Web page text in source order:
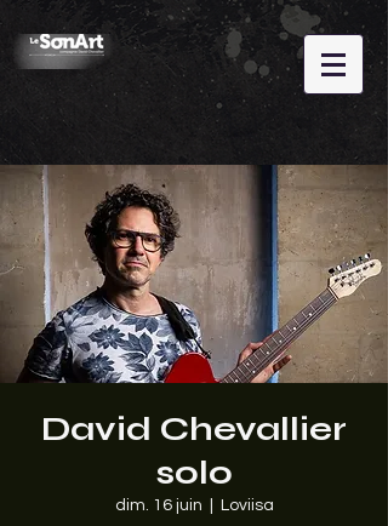
David Chevallier
solo
dim. 16 juin Loviisa